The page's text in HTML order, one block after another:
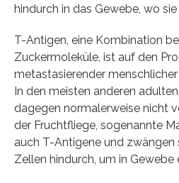
hindurch in das Gewebe, wo
T-Antigen, eine Kombination
Zuckermoleküle, ist auf den
metastasierender
In den meisten anderen
dagegen normalerweise nicht
der Fruchtfliege, sogenannte
auch T-Antigene und
Zellen hindurch, um in Gewebe